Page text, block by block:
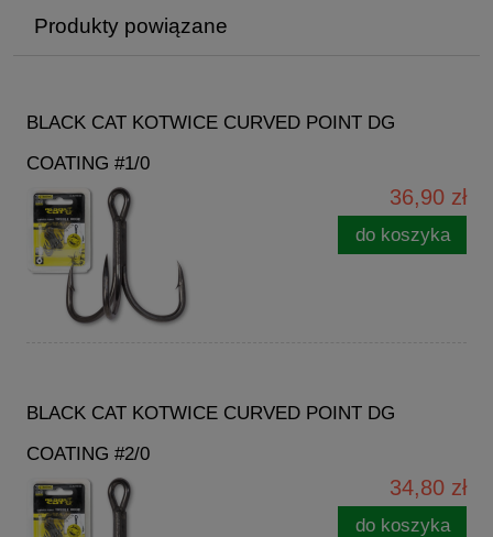
Produkty powiązane
BLACK CAT KOTWICE CURVED POINT DG
COATING #1/0
36,90 zł
do koszyka
BLACK CAT KOTWICE CURVED POINT DG
COATING #2/0
34,80 zł
do koszyka